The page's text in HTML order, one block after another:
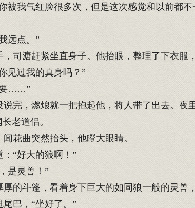
被我气红脸很多次，但是这次感觉和以前都不
远点。”
司溏赶紧坐直身子。他抬眼，整理了下衣服
见过我的真身吗？”
……”
完，燃烺就一把抱起他，将人带了出去。夜
老道侣。
花曲突然抬头，他瞪大眼睛。
“好大的狼啊！”
是灵兽！”
的斗篷，看着身下巨大的如同狼一般的灵兽
巴，“坐好了。”